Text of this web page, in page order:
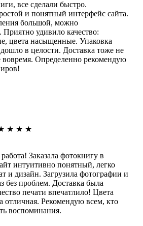
все сделали быстро.
и понятный интерфейс сайта.
большой, можно
Приятно удивило качество:
цвета насыщенные. Упаковка
в целости. Доставка тоже не
вовремя. Определенно рекомендую
★ ★ ★
Заказала фотокнигу в
интуитивно понятный, легко
и дизайн. Загрузила фотографии и
без проблем. Доставка была
печати впечатлило! Цвета
отличная. Рекомендую всем, кто
воспоминания.